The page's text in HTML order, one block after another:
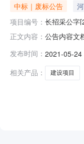
中标｜废标公告
项目编号： 长招采公字
正文内容： 公告内容文
（许财预指
无法进
发布时间： 2021-05-24
相关产品：
建设项目